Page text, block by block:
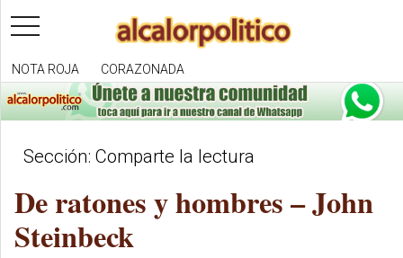
toggle
navigation
NOTA ROJA CORAZONADA
Sección: Comparte la lectura
De ratones y hombres – John
Steinbeck